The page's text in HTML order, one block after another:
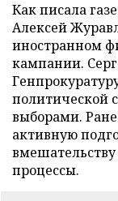
Как писала
Алексей
иностранном
кампании.
политической
выборами.
активную
процессы.